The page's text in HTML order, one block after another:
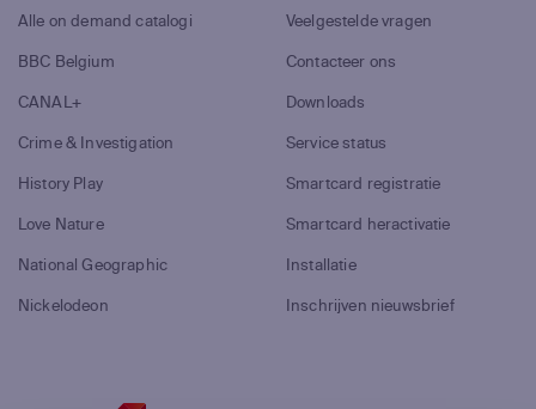
Alle on demand catalogi
BBC Belgium
CANAL+
Crime & Investigation
History Play
Love Nature
National Geographic
Nickelodeon
Veelgestelde vragen
Contacteer ons
Downloads
Service status
Smartcard registratie
Smartcard heractivatie
Installatie
Inschrijven nieuwsbrief